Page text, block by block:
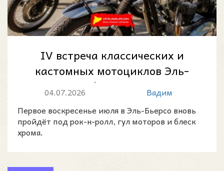
IV встреча классических и
кастомных мотоциклов Эль-
Бьерсо в Фольгосо-де-ла-
04.07.2026
Вадим
Первое воскресенье июля в Эль-Бьерсо вновь
пройдёт под рок-н-ролл, гул моторов и блеск
хрома.